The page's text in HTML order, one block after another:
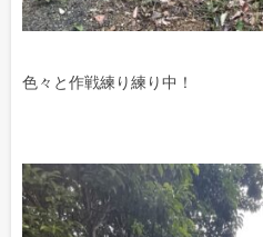
色々と作戦練り練り中！